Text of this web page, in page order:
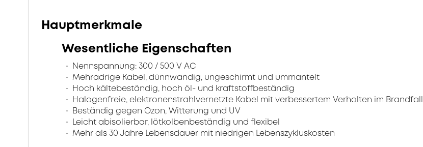
Hauptmerkmale
Wesentliche Eigenschaften
Nennspannung: 300 / 500 V AC
Mehradrige Kabel, dünnwandig, ungeschirmt und ummantelt
Hoch kältebeständig, hoch öl- und kraftstoffbeständig
Halogenfreie, elektronenstrahlvernetzte Kabel mit verbessertem Verhalten im Brandfall
Beständig gegen Ozon, Witterung und UV
Leicht abisolierbar, lötkolbenbeständig und flexibel
Mehr als 30 Jahre Lebensdauer mit niedrigen Lebenszykluskosten